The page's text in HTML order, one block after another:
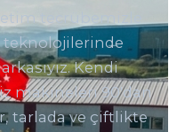
tecrübemizle
teknolojilerinde
Kendi
makineleri 90'dan
tarlada ve çiftlikte